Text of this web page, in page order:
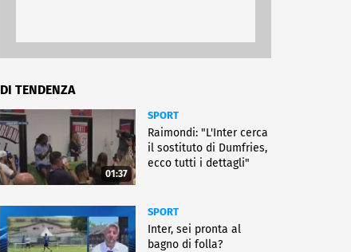
DI TENDENZA
01:37
SPORT
Raimondi: "L'Inter cerca
il sostituto di Dumfries,
ecco tutti i dettagli"
SPORT
Inter, sei pronta al
bagno di folla?